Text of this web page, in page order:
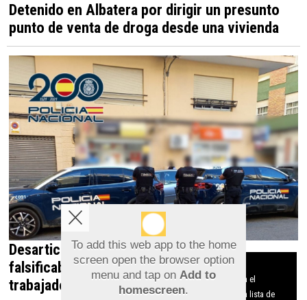
Detenido en Albatera por dirigir un presunto
punto de venta de droga desde una vivienda
Desarticulada en Orihuela una red que
falsificaba documentos para contratar
trabajadores irregulares
To add this web app to the home
screen open the browser option
menu and tap on Add to
homescreen.
Aviso sobre el Uso de cookies:
Utilizamos cookies nuestras y de terceros para el
funcionamiento del digital. Puedes consultar la lista de